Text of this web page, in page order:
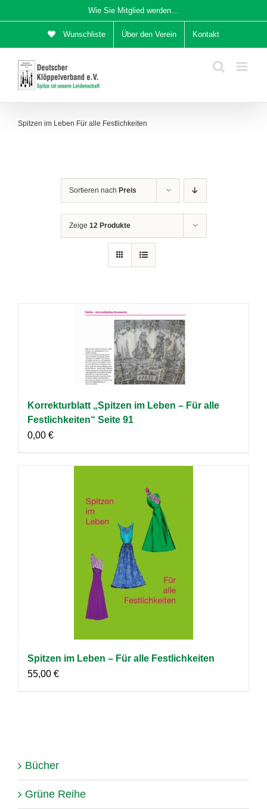
Inhalt
Wie Sie Mitglied werden…
Wunschliste Über den Verein Kontakt
Spitzen im Leben Für alle Festlichkeiten
Sortieren nach Preis
Zeige 12 Produkte
Korrekturblatt „Spitzen im Leben – Für alle
Festlichkeiten“ Seite 91
0,00 €
Spitzen im Leben – Für alle Festlichkeiten
55,00 €
Bücher
Grüne Reihe